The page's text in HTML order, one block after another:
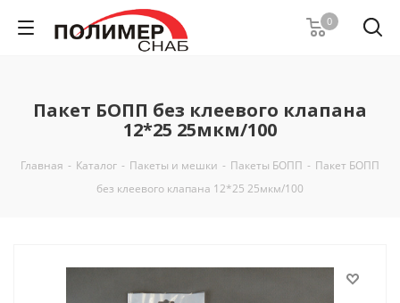
0
Пакет БОПП без клеевого клапана
12*25 25мкм/100
Главная - Каталог - Пакеты и мешки - Пакеты БОПП - Пакет БОПП
без клеевого клапана 12*25 25мкм/100